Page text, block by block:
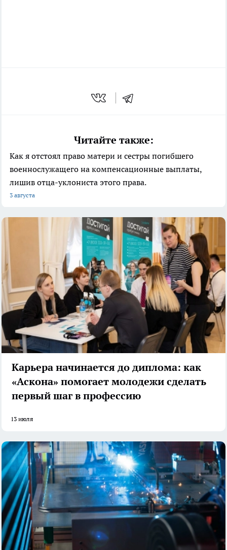
Читайте также:
Как я отстоял право матери и сестры погибшего
военнослужащего на компенсационные выплаты,
лишив отца-уклониста этого права.
3 августа
Карьера начинается до диплома: как
«Аскона» помогает молодежи сделать
первый шаг в профессию
13 июля